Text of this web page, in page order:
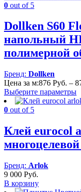
0 out of 5
Dollken S60
напольный
полимерной
Бренд: Dollken
Цена за м:876 Руб. –
Выберите параметры
0 out of 5
Клей eurocol
Бренд: Arlok
9 000 Руб.
В корзину